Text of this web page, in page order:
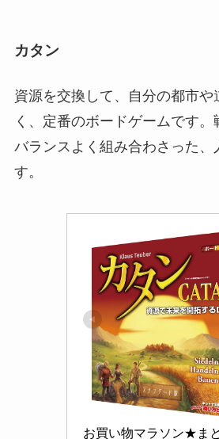
カタン
資源を交換して、自分の都市や
く、定番のボードゲームです
バランスよく組み合わさった、
す。
お買い物マラソン★ま